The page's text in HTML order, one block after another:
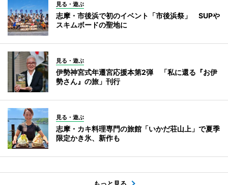
見る・遊ぶ
志摩・市後浜で初のイベント「市後浜祭」 SUPや
スキムボードの聖地に
見る・遊ぶ
伊勢神宮式年遷宮応援本第2弾 「私に還る『お伊
勢さん』の旅」刊行
見る・遊ぶ
志摩・カキ料理専門の旅館「いかだ荘山上」で夏季
限定かき氷、新作も